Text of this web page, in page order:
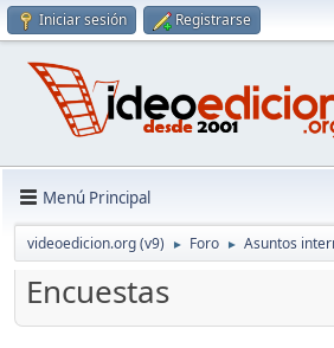
Iniciar sesión Registrarse
Menú Principal
videoedicion.org (v9) ► Foro ► Asuntos
Encuestas